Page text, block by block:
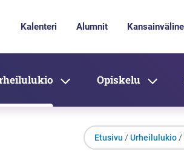
Kalenteri Alumnit
Opiskelu
Etusivu /Urheilulukio /